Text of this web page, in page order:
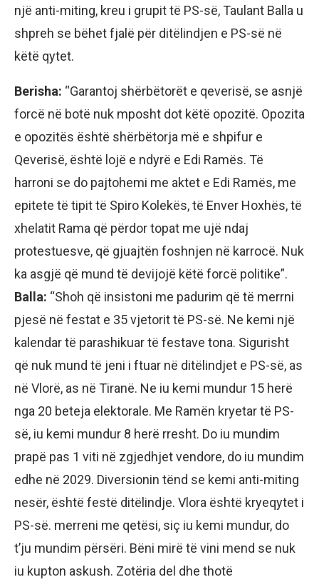
një anti-miting, kreu i grupit të PS-së, Taulant Balla u
shpreh se bëhet fjalë për ditëlindjen e PS-së në
këtë qytet.
Berisha: “Garantoj shërbëtorët e qeverisë, se asnjë
forcë në botë nuk mposht dot këtë opozitë. Opozita
e opozitës është shërbëtorja më e shpifur e
Qeverisë, është lojë e ndyrë e Edi Ramës. Të
harroni se do pajtohemi me aktet e Edi Ramës, me
epitete të tipit të Spiro Kolekës, të Enver Hoxhës, të
xhelatit Rama që përdor topat me ujë ndaj
protestuesve, që gjuajtën foshnjen në karrocë. Nuk
ka asgjë që mund të devijojë këtë forcë politike”.
Balla: “Shoh që insistoni me padurim që të merrni
pjesë në festat e 35 vjetorit të PS-së. Ne kemi një
kalendar të parashikuar të festave tona. Sigurisht
që nuk mund të jeni i ftuar në ditëlindjet e PS-së, as
në Vlorë, as në Tiranë. Ne iu kemi mundur 15 herë
nga 20 beteja elektorale. Me Ramën kryetar të PS-
së, iu kemi mundur 8 herë rresht. Do iu mundim
prapë pas 1 viti në zgjedhjet vendore, do iu mundim
edhe në 2029. Diversionin tënd se kemi anti-miting
nesër, është festë ditëlindje. Vlora është kryeqytet i
PS-së. merreni me qetësi, siç iu kemi mundur, do
t’ju mundim përsëri. Bëni mirë të vini mend se nuk
iu kupton askush. Zotëria del dhe thotë